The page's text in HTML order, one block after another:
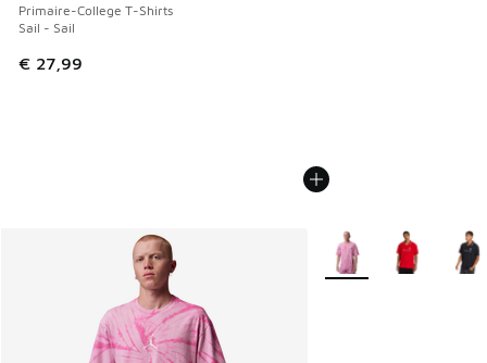
Primaire-College T-Shirts
Sail - Sail
€ 27,99
Plus de couleurs